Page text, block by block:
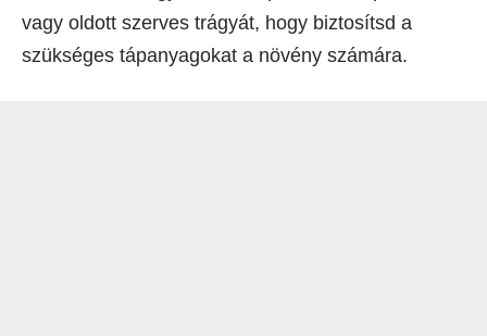
vagy oldott szerves trágyát, hogy biztosítsd a
szükséges tápanyagokat a növény számára.